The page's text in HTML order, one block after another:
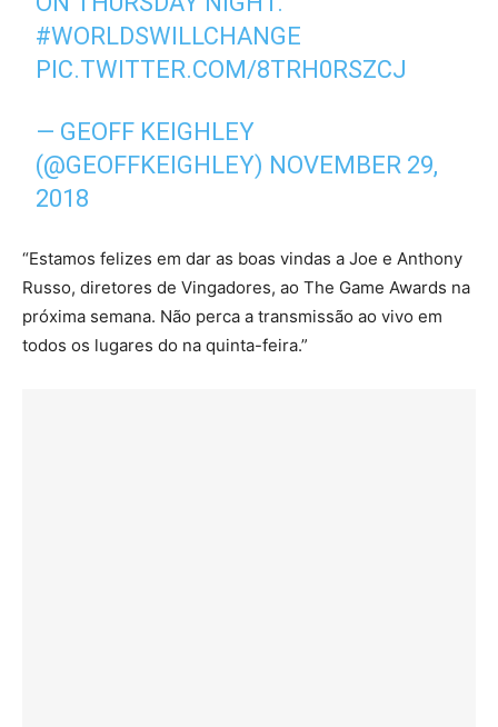
#WORLDSWILLCHANGE
PIC.TWITTER.COM/8TRH0RSZCJ
— GEOFF KEIGHLEY
(@GEOFFKEIGHLEY) NOVEMBER 29,
2018
“Estamos felizes em dar as boas vindas a Joe e Anthony
Russo, diretores de Vingadores, ao The Game Awards na
próxima semana. Não perca a transmissão ao vivo em
todos os lugares do na quinta-feira.”